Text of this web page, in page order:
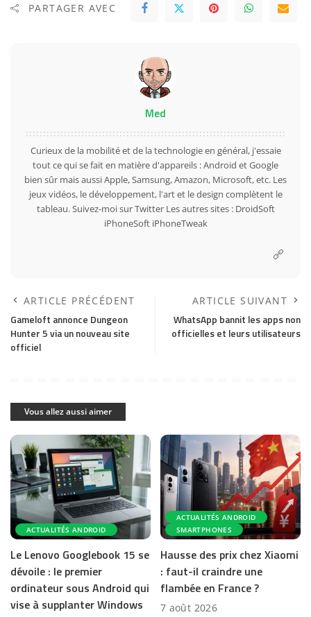
PARTAGER AVEC
Med
Curieux de la mobilité et de la technologie en général, j'essaie
tout ce qui se fait en matière d'appareils : Android et Google
bien sûr mais aussi Apple, Samsung, Amazon, Microsoft, etc. Les
jeux vidéos, le développement, l'art et le design complètent le
tableau. Suivez-moi surTwitterLes autres sites : DroidSoft
iPhoneSoft iPhoneTweak
ARTICLE PRÉCÉDENT
Gameloft annonce Dungeon
Hunter 5 via un nouveau site
officiel
ARTICLE SUIVANT
WhatsApp bannit les apps non
officielles et leurs utilisateurs
Vous allez aussi aimer
ACTUALITÉS ANDROID
Le Lenovo Googlebook 15 se
dévoile : le premier
ordinateur sous Android qui
vise à supplanter Windows
ACTUALITÉS ANDROID
SMARTPHONES
Hausse des prix chez Xiaomi
: faut-il craindre une
flambée en France ?
7 août 2026